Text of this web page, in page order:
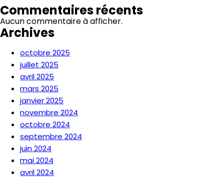
Commentaires récents
Aucun commentaire à afficher.
Archives
octobre 2025
juillet 2025
avril 2025
mars 2025
janvier 2025
novembre 2024
octobre 2024
septembre 2024
juin 2024
mai 2024
avril 2024